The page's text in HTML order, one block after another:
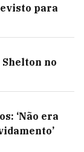
para
no
‘Não era